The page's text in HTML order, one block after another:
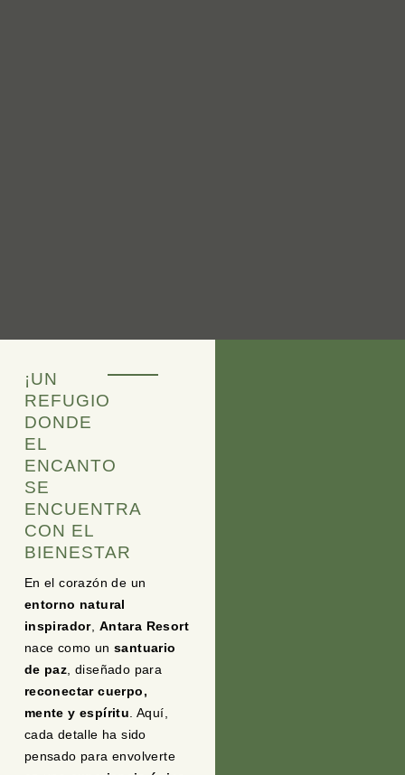
¡UN
REFUGIO
DONDE
EL
ENCANTO
SE
ENCUENTRA
CON EL
BIENESTAR
En el corazón de un
entorno natural
inspirador, Antara Resort
nace como unsantuario
de paz , diseñado para
reconectar cuerpo,
mente y espíritu . Aquí,
cada detalle ha sido
pensado para envolverte